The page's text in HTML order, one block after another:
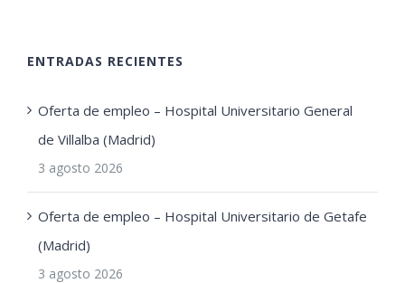
ENTRADAS RECIENTES
Oferta de empleo – Hospital Universitario General
de Villalba (Madrid)
3 agosto 2026
Oferta de empleo – Hospital Universitario de Getafe
(Madrid)
3 agosto 2026